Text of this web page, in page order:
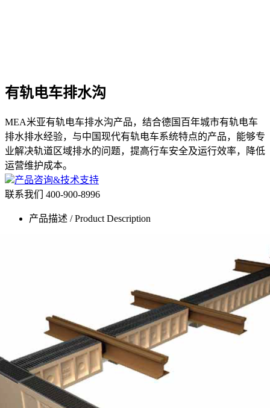
有轨电车排水沟
MEA米亚有轨电车排水沟产品，结合德国百年城市有轨电车
排水排水经验，与中国现代有轨电车系统特点的产品，能够专
业解决轨道区域排水的问题，提高行车安全及运行效率，降低
运营维护成本。
产品咨询&技术支持
联系我们
400-900-8996
产品描述 / Product Description